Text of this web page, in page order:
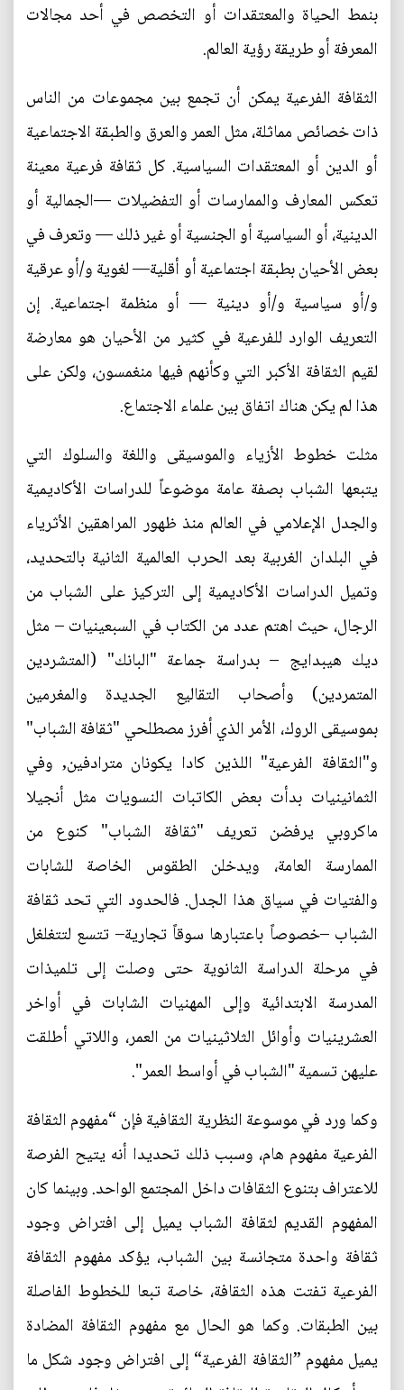
بنمط الحياة والمعتقدات أو التخصص في أحد مجالات
المعرفة أو طريقة رؤية العالم.
الثقافة الفرعية يمكن أن تجمع بين مجموعات من الناس
ذات خصائص مماثلة، مثل العمر والعرق والطبقة الاجتماعية
أو الدين أو المعتقدات السياسية. كل ثقافة فرعية معينة
تعكس المعارف والممارسات أو التفضيلات —الجمالية أو
الدينية، أو السياسية أو الجنسية أو غير ذلك — وتعرف في
بعض الأحيان بطبقة اجتماعية أو أقلية— لغوية و/أو عرقية
و/أو سياسية و/أو دينية — أو منظمة اجتماعية. إن
التعريف الوارد للفرعية في كثير من الأحيان هو معارضة
لقيم الثقافة الأكبر التي وكأنهم فيها منغمسون، ولكن على
هذا لم يكن هناك اتفاق بين علماء الاجتماع.
مثلت خطوط الأزياء والموسيقى واللغة والسلوك التي
يتبعها الشباب بصفة عامة موضوعاً للدراسات الأكاديمية
والجدل الإعلامي في العالم منذ ظهور المراهقين الأثرياء
في البلدان الغربية بعد الحرب العالمية الثانية بالتحديد،
وتميل الدراسات الأكاديمية إلى التركيز على الشباب من
الرجال، حيث اهتم عدد من الكتاب في السبعينيات – مثل
ديك هيبدايج – بدراسة جماعة "البانك" (المتشردين
المتمردين) وأصحاب التقاليع الجديدة والمغرمين
بموسيقى الروك، الأمر الذي أفرز مصطلحي "ثقافة الشباب"
و"الثقافة الفرعية" اللذين كادا يكونان مترادفين, وفي
الثمانينيات بدأت بعض الكاتبات النسويات مثل أنجيلا
ماكروبي يرفضن تعريف "ثقافة الشباب" كنوع من
الممارسة العامة، ويدخلن الطقوس الخاصة للشابات
والفتيات في سياق هذا الجدل. فالحدود التي تحد ثقافة
الشباب –خصوصاً باعتبارها سوقاً تجارية– تتسع لتتغلغل
في مرحلة الدراسة الثانوية حتى وصلت إلى تلميذات
المدرسة الابتدائية وإلى المهنيات الشابات في أواخر
العشرينيات وأوائل الثلاثينيات من العمر، واللاتي أطلقت
عليهن تسمية "الشباب في أواسط العمر".
وكما ورد في موسوعة النظرية الثقافية فإن “مفهوم الثقافة
الفرعية مفهوم هام، وسبب ذلك تحديدا أنه يتيح الفرصة
للاعتراف بتنوع الثقافات داخل المجتمع الواحد. وبينما كان
المفهوم القديم لثقافة الشباب يميل إلى افتراض وجود
ثقافة واحدة متجانسة بين الشباب، يؤكد مفهوم الثقافة
الفرعية تفتت هذه الثقافة، خاصة تبعا للخطوط الفاصلة
بين الطبقات. وكما هو الحال مع مفهوم الثقافة المضادة
يميل مفهوم ”الثقافة الفرعية“ إلى افتراض وجود شكل ما